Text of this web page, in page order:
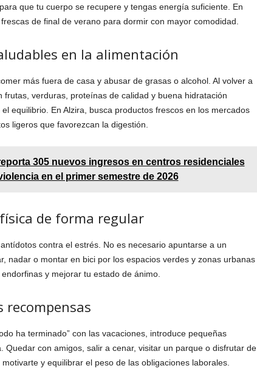
que tu cuerpo se recupere y tengas energía suficiente. En
de final de verano para dormir con mayor comodidad.
en la alimentación
más fuera de casa y abusar de grasas o alcohol. Al volver a
frutas, verduras, proteínas de calidad y buena hidratación
equilibrio. En Alzira, busca productos frescos en los mercados
ligeros que favorezcan la digestión.
305 nuevos ingresos en centros residenciales
en el primer semestre de 2026
de forma regular
contra el estrés. No es necesario apuntarse a un
nadar o montar en bici por los espacios verdes y zonas urbanas
y mejorar tu estado de ánimo.
recompensas
ha terminado” con las vacaciones, introduce pequeñas
Quedar con amigos, salir a cenar, visitar un parque o disfrutar de
y equilibrar el peso de las obligaciones laborales.